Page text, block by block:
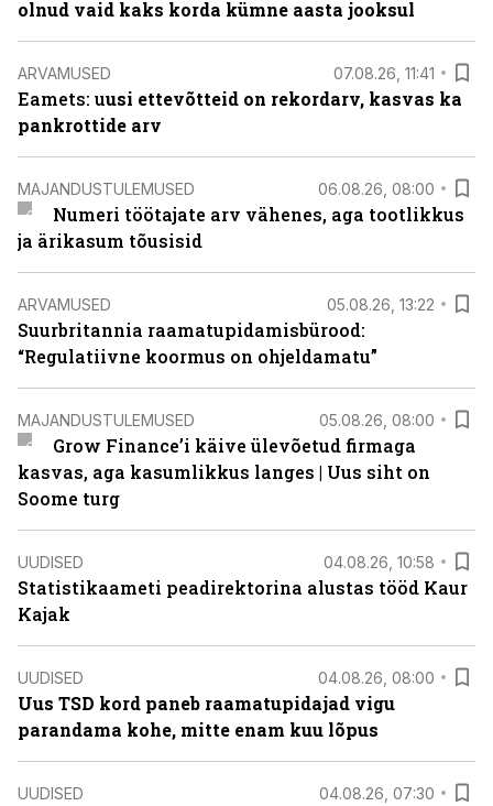
olnud vaid kaks korda kümne aasta jooksul
ARVAMUSED 07.08.26, 11:41
Eamets: uusi ettevõtteid on rekordarv, kasvas ka
pankrottide arv
MAJANDUSTULEMUSED 06.08.26, 08:00
Numeri töötajate arv vähenes, aga tootlikkus
ja ärikasum tõusisid
ARVAMUSED 05.08.26, 13:22
Suurbritannia raamatupidamisbürood:
“Regulatiivne koormus on ohjeldamatu”
MAJANDUSTULEMUSED 05.08.26, 08:00
Grow Finance’i käive ülevõetud firmaga
kasvas, aga kasumlikkus langes | Uus siht on
Soome turg
UUDISED 04.08.26, 10:58
Statistikaameti peadirektorina alustas tööd Kaur
Kajak
UUDISED 04.08.26, 08:00
Uus TSD kord paneb raamatupidajad vigu
parandama kohe, mitte enam kuu lõpus
UUDISED 04.08.26, 07:30